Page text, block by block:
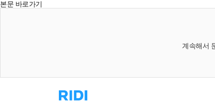
본문 바로가기
계속해서
리
디